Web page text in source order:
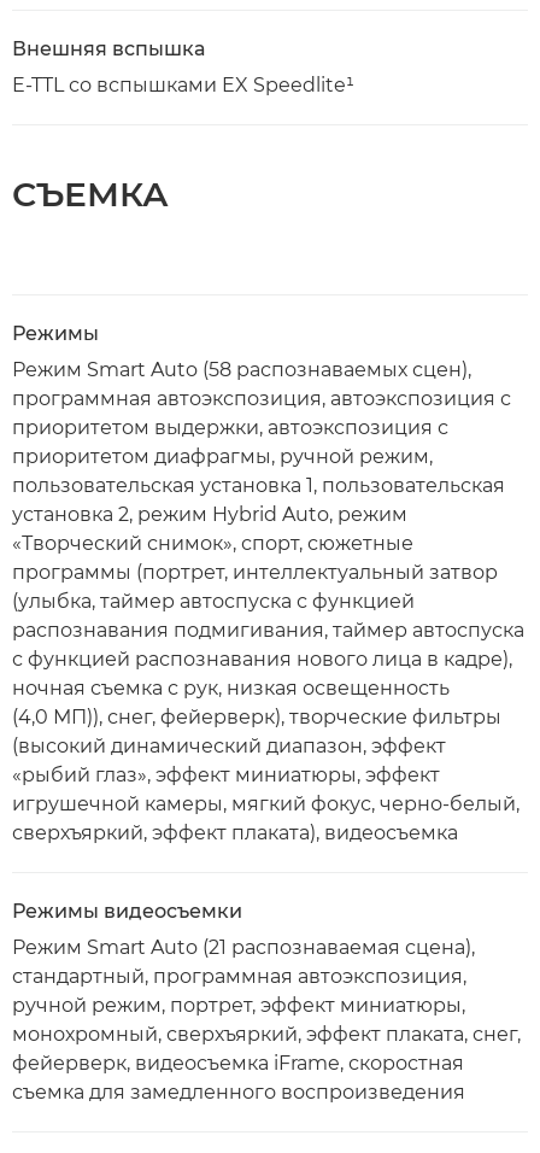
Внешняя вспышка
E-TTL со вспышками EX Speedlite¹
СЪЕМКА
Режимы
Режим Smart Auto (58 распознаваемых сцен),
программная автоэкспозиция, автоэкспозиция с
приоритетом выдержки, автоэкспозиция с
приоритетом диафрагмы, ручной режим,
пользовательская установка 1, пользовательская
установка 2, режим Hybrid Auto, режим
«Творческий снимок», спорт, сюжетные
программы (портрет, интеллектуальный затвор
(улыбка, таймер автоспуска с функцией
распознавания подмигивания, таймер автоспуска
с функцией распознавания нового лица в кадре),
ночная съемка с рук, низкая освещенность
(4,0 МП)), снег, фейерверк), творческие фильтры
(высокий динамический диапазон, эффект
«рыбий глаз», эффект миниатюры, эффект
игрушечной камеры, мягкий фокус, черно-белый,
сверхъяркий, эффект плаката), видеосъемка
Режимы видеосъемки
Режим Smart Auto (21 распознаваемая сцена),
стандартный, программная автоэкспозиция,
ручной режим, портрет, эффект миниатюры,
монохромный, сверхъяркий, эффект плаката, снег,
фейерверк, видеосъемка iFrame, скоростная
съемка для замедленного воспроизведения